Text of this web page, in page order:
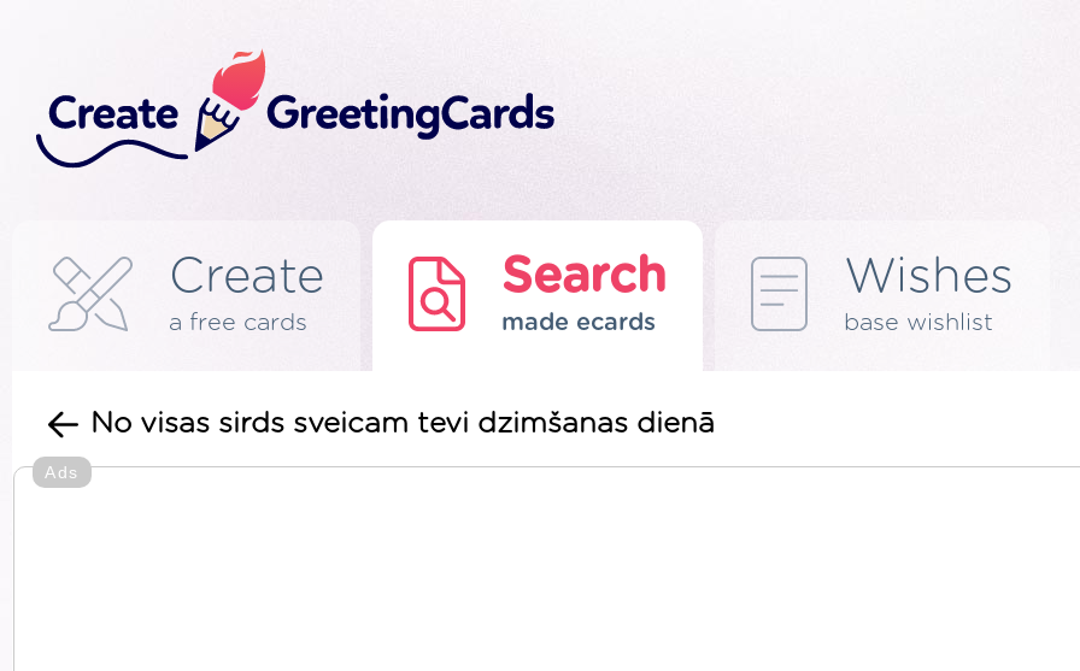
Create
a free cards
Search
made ecards
Wishes
base wishlist
No visas sirds sveicam tevi dzimšanas dienā
Ads